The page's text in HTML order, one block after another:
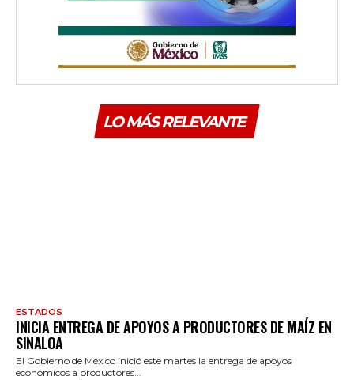
LO MÁS RELEVANTE
ESTADOS
INICIA ENTREGA DE APOYOS A PRODUCTORES DE MAÍZ EN
SINALOA
El Gobierno de México inició este martes la entrega de apoyos
económicos a productores...